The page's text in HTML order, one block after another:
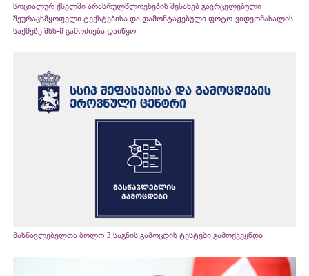
სოციალურ ქსელში არასრულწლოვნების შესახებ გავრცელებული
შეურაცხმყოფელი ტექსტებისა და დამონტაჟებული ფოტო-ვიდეომასალის
საქმეზე შსს-მ გამოძიება დაიწყო
მასწავლებელთა ბოლო 3 საგნის გამოცდის ტესტები გამოქვეყნდა